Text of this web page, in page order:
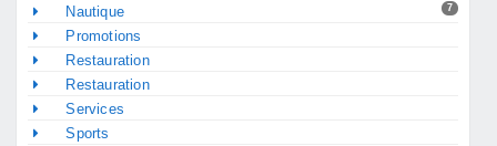
7
Nautique
Promotions
Restauration
Restauration
Services
Sports